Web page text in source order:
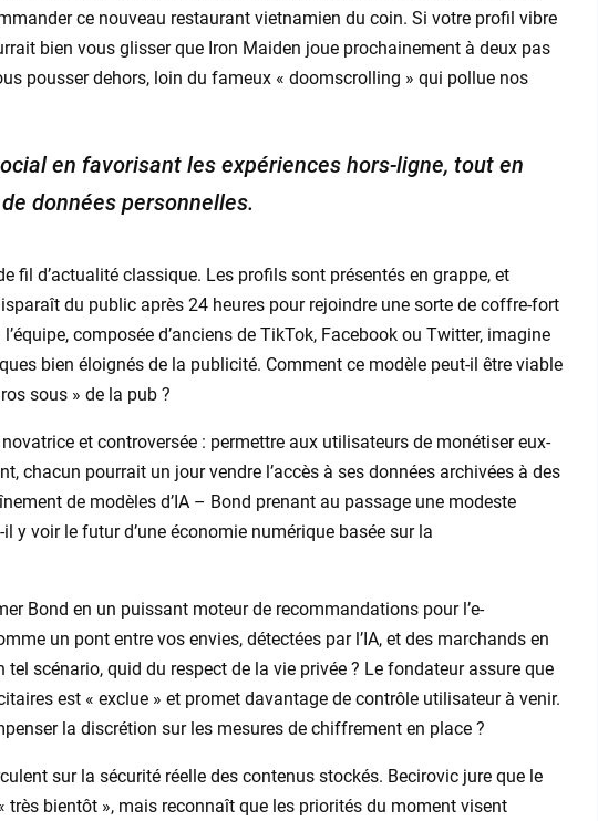
ce nouveau restaurant vietnamien du coin. Si votre profil vibre
bien vous glisser que Iron Maiden joue prochainement à deux pas
pousser dehors, loin du fameux « doomscrolling » qui pollue nos
en favorisant les expériences hors-ligne, tout en
données personnelles.
fil d’actualité classique. Les profils sont présentés en grappe, et
du public après 24 heures pour rejoindre une sorte de coffre-fort
composée d’anciens de TikTok, Facebook ou Twitter, imagine
bien éloignés de la publicité. Comment ce modèle peut-il être viable
sous » de la pub ?
et controversée : permettre aux utilisateurs de monétiser eux-
chacun pourrait un jour vendre l’accès à ses données archivées à des
de modèles d’IA – Bond prenant au passage une modeste
y voir le futur d’une économie numérique basée sur la
Bond en un puissant moteur de recommandations pour l’e-
un pont entre vos envies, détectées par l’IA, et des marchands en
tel scénario, quid du respect de la vie privée ? Le fondateur assure que
est « exclue » et promet davantage de contrôle utilisateur à venir.
la discrétion sur les mesures de chiffrement en place ?
sur la sécurité réelle des contenus stockés. Becirovic jure que le
bientôt », mais reconnaît que les priorités du moment visent